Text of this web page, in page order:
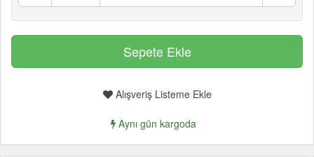
Alışveriş Listeme Ekle
Aynı gün kargoda